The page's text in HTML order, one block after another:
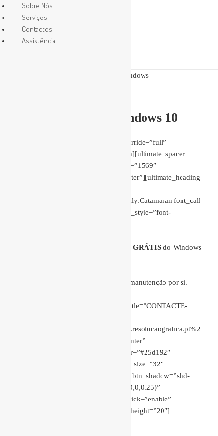
Autor:mikhael
Upgrade grátis – Windows 10
[vc_row bg_type=”bg_color” bg_override=”full”
bg_color_value=”#ffffff”][vc_column][ultimate_spacer
height=”20″][vc_single_image image=”1569″
img_size=”960×360″ alignment=”center”][ultimate_heading
sub_heading_font_family=”font_family:Catamaran|font_call
:Catamaran|variant:300″ sub_heading_style=”font-
GRÁTISdo Windows
Fazemos o upgrade e manutenção por si.
[/ultimate_heading][ult_buttons btn_title=”CONTACTE-
btn_link=”url:http%3A%2F%2Fwww.resolucaografica.pt%2
F%23contactos||” btn_align=”ubtn-center”
btn_title_color=”#ffffff” btn_bg_color=”#25d192″
btn_bg_color_hover=”#4a86bf” icon_size=”32″
btn_icon_pos=”ubtn-sep-icon-at-left” btn_shadow=”shd-
bottom” btn_shadow_color=”rgba(0,0,0,0.25)”
btn_shadow_size=”3″ btn_shadow_click=”enable”
btn_font_size=”28″][ultimate_spacer height=”20″]
Sobre Nós
Serviços
Contactos
Assistência